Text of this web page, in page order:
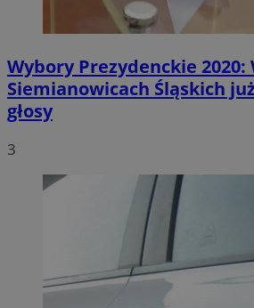
Wybory Prezydenckie 2020:
Siemianowicach Śląskich
głosy
3